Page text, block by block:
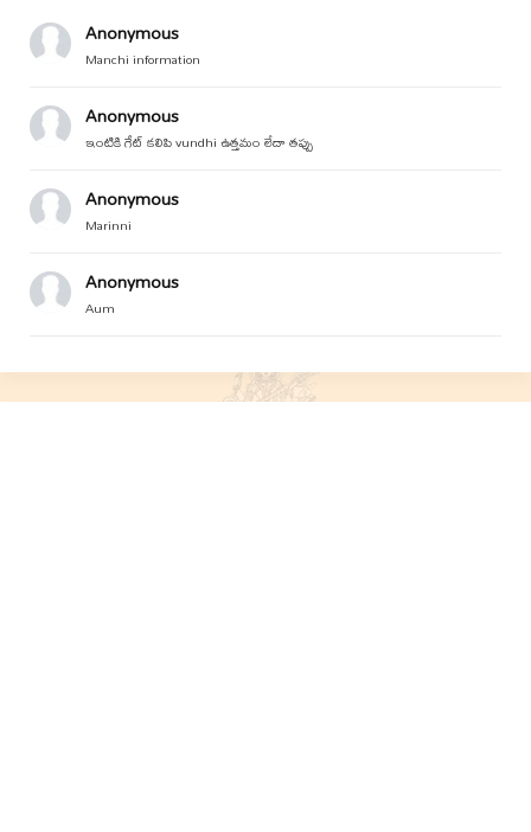
Anonymous
Manchi information
Anonymous
ఇంటికి గేట్ కలిపి vundhi ఉత్తమం లేదా తప్పు
Anonymous
Marinni
Anonymous
Aum